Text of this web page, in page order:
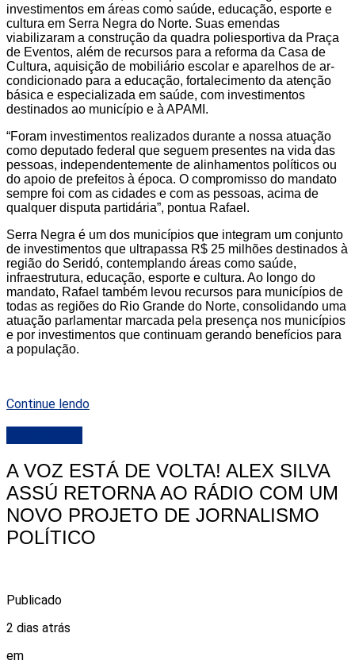
investimentos em áreas como saúde, educação, esporte e
cultura em Serra Negra do Norte. Suas emendas
viabilizaram a construção da quadra poliesportiva da Praça
de Eventos, além de recursos para a reforma da Casa de
Cultura, aquisição de mobiliário escolar e aparelhos de ar-
condicionado para a educação, fortalecimento da atenção
básica e especializada em saúde, com investimentos
destinados ao município e à APAMI.
“Foram investimentos realizados durante a nossa atuação
como deputado federal que seguem presentes na vida das
pessoas, independentemente de alinhamentos políticos ou
do apoio de prefeitos à época. O compromisso do mandato
sempre foi com as cidades e com as pessoas, acima de
qualquer disputa partidária”, pontua Rafael.
Serra Negra é um dos municípios que integram um conjunto
de investimentos que ultrapassa R$ 25 milhões destinados à
região do Seridó, contemplando áreas como saúde,
infraestrutura, educação, esporte e cultura. Ao longo do
mandato, Rafael também levou recursos para municípios de
todas as regiões do Rio Grande do Norte, consolidando uma
atuação parlamentar marcada pela presença nos municípios
e por investimentos que continuam gerando benefícios para
a população.
Continue lendo
A VOZ ESTÁ DE VOLTA! ALEX SILVA
ASSÚ RETORNA AO RÁDIO COM UM
NOVO PROJETO DE JORNALISMO
POLÍTICO
Publicado
2 dias atrás
em